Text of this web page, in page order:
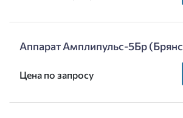
Аппарат Амплипульс-5Бр
Цена по запросу